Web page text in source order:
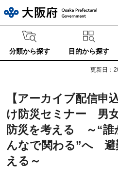
分類から探す 目的から探す
更新日：
【アーカイブ配信申
け防災セミナー 男
防災を考える ～“誰
んなで関わる”へ 避
える～